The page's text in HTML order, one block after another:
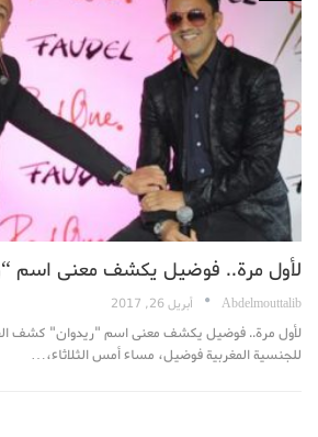
لأول مرة.. فوضيل يكشف معنى اسم
Abdelmouttalib أبريل 26, 2017
لأول مرة.. فوضيل يكشف معنى اسم "ريدوان" كشف
للجنسية المغربية فوضيل، مساء أمس الثلاثاء،…